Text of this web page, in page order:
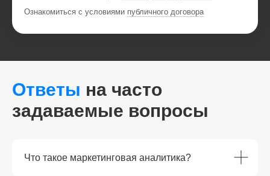
Ознакомиться с условиями публичного договора
Ответы на часто
задаваемые вопросы
Что такое маркетинговая аналитика?